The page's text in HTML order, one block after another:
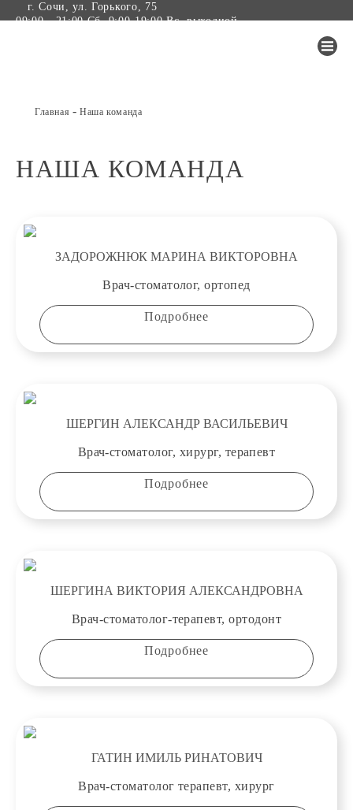
г. Сочи, ул. Горького, 75
09:00 - 21:00 Сб. 9:00-19:00 Вс. выходной
Главная -Наша команда
НАША КОМАНДА
ЗАДОРОЖНЮК МАРИНА ВИКТОРОВНА
Врач-стоматолог, ортопед
Подробнее
ШЕРГИН АЛЕКСАНДР ВАСИЛЬЕВИЧ
Врач-стоматолог, хирург, терапевт
Подробнее
ШЕРГИНА ВИКТОРИЯ АЛЕКСАНДРОВНА
Врач-стоматолог-терапевт, ортодонт
Подробнее
ГАТИН ИМИЛЬ РИНАТОВИЧ
Врач-стоматолог терапевт, хирург